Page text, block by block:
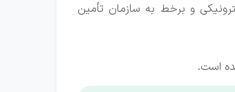
و برخط به سازمان تأمین
است.